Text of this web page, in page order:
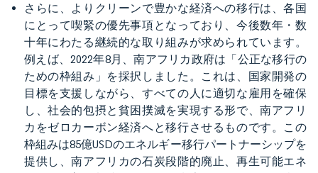
さらに、よりクリーンで豊かな経済への移行は、各国
にとって喫緊の優先事項となっており、今後数年・数
十年にわたる継続的な取り組みが求められています。
例えば、2022年8月、南アフリカ政府は「公正な移行の
ための枠組み」を採択しました。これは、国家開発の
目標を支援しながら、すべての人に適切な雇用を確保
し、社会的包摂と貧困撲滅を実現する形で、南アフリ
カをゼロカーボン経済へと移行させるものです。この
枠組みは85億USDのエネルギー移行パートナーシップを
提供し、南アフリカの石炭段階的廃止、再生可能エネ